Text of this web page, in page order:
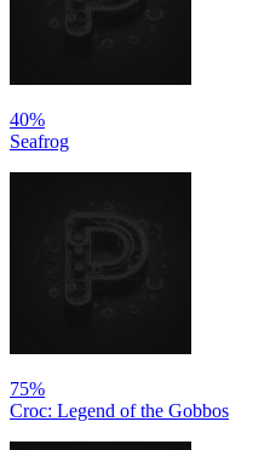
40%
Seafrog
75%
Croc: Legend of the Gobbos